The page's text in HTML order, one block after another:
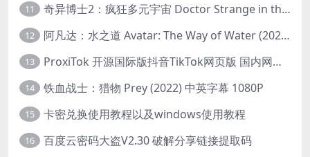
11 奇异博士2：疯狂多元宇宙 Doctor Strange in the Multiverse of Madness (2022) 高清版1080p
12 阿凡达：水之道 Avatar: The Way of Water (2022) 1080p 2k 4k 中文字幕
13 ProxiTok 开源国际版抖音TikTok网页版 国内网络直连
14 铁血战士：猎物 Prey (2022) 中英字幕 1080P
15 卡密兑换使用教程以及windows使用教程
16 百度云密码大盗V2.30 破解分享链接提取码